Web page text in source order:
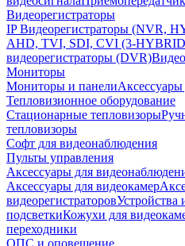
Видеорегистраторы
IP Видеорегистраторы (NVR,
AHD, TVI, SDI, CVI (3-
видеорегистраторы (DVR)
Мониторы
Мониторы и панели
Тепловизионное оборудование
Стационарные тепловизоры
тепловизоры
Софт для видеонаблюдения
Пульты управления
Аксессуары для
Аксессуары для видеокамер
видеорегистраторовУстройства
подсветкиКожухи для
переходники
ОПС и оповещение